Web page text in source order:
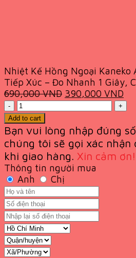
Nhiệt Kế Hồng Ngoại Kaneko
Tiếp Xúc – Đo Nhanh 1 Giây,
690,000VND Original
price
690,000 VND.
390,000 VND
Quantity
Add to cart
Bạn vui lòng nhập đúng
chúng tôi sẽ gọi xác nhận
khi giao hàng. Xin cảm ơn!
Thông tin người mua
Anh
Chị